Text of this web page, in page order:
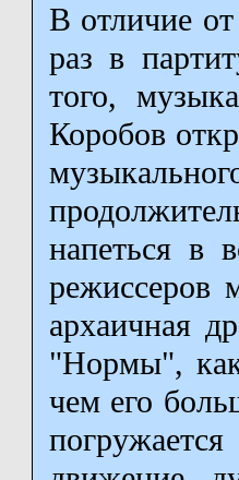
В отличие
раз в
того,
Коробов
напеться в
режиссеров
архаичная
"Нормы",
чем его